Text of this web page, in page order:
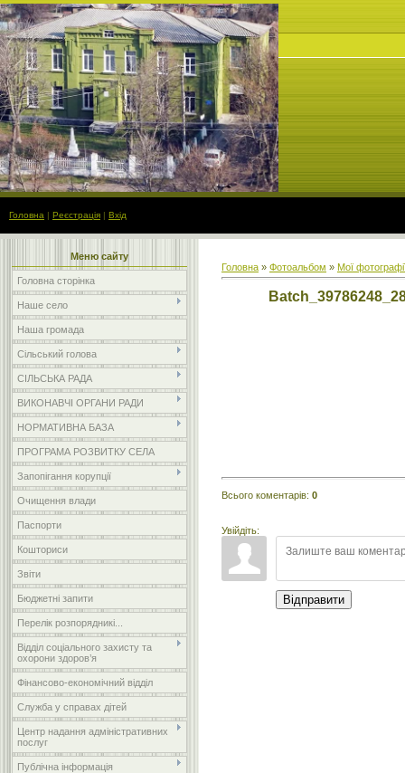
Головна | Реєстрація | Вхід
Меню сайту
Головна сторінка
Наше село
Наша громада
Сільський голова
СІЛЬСЬКА РАДА
ВИКОНАВЧІ ОРГАНИ РАДИ
НОРМАТИВНА БАЗА
ПРОГРАМА РОЗВИТКУ СЕЛА
Запопігання корупції
Очищення влади
Паспорти
Кошториси
Звіти
Бюджетні запити
Перелік розпорядникі...
Відділ соціального захисту та
охорони здоров’я
Фінансово-економічний відділ
Служба у справах дітей
Центр надання адміністративних
послуг
Публічна інформація
Головна » Фотоальбом » Мої
Всього коментарів: 0
Увійдіть:
Відправити